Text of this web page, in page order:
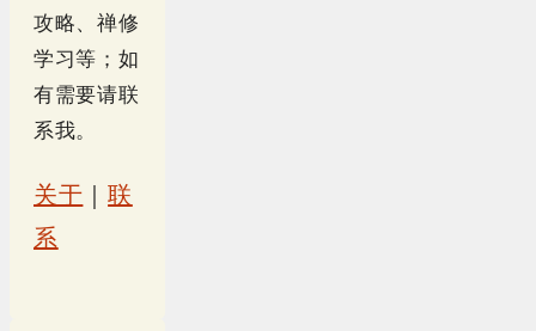
攻略、禅修
学习等；如
有需要请联
系我。
关于 ｜联
系